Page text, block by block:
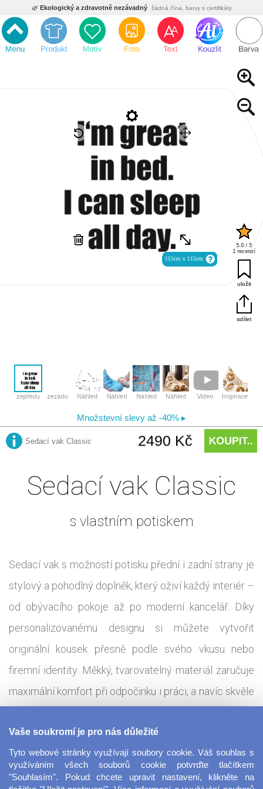
🌿 Ekologický a zdravotně nezávadný žádná čína, barvy s certifikáty
💡Inovativní výroba vlastní vývoj, nejnovější technologie
⚡ Rychlé dodání expedujeme do 24h
🏢 Výhodné pro firmy velké množstevní slevy
Sedací vak Classic
s vlastním potiskem
Sedací vak s možností potisku přední i zadní strany je
stylový a pohodlný doplněk, který oživí každý interiér –
od obývacího pokoje až po moderní kancelář. Díky
personalizovanému designu si můžete vytvořit
originální kousek přesně podle svého vkusu nebo
firemní identity. Měkký, tvarovatelný materiál zaručuje
maximální komfort při odpočinku i práci, a navíc skvěle
Vdechněte svému interiéru originalitu, kterou nikdo
nepřehlédne! Povlaky samotné vyrábíme z kvalitní
látky (100% PES), které mají certifikát Öko-tex Náplň
Vaše soukromí je pro nás důležité
Tyto webové stránky využívají soubory cookie. Váš souhlas s
využíváním všech souborů cookie potvrďte tlačítkem
"Souhlasím". Pokud chcete upravit nastavení, klikněte na